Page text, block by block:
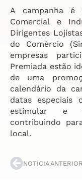
A campanha é
Comercial e
Dirigentes
do Comércio
empresas
Premiada estão
de uma
calendário da
datas especiais
estimular e
contribuindo
local.
NOTÍCIA ANTERIOR